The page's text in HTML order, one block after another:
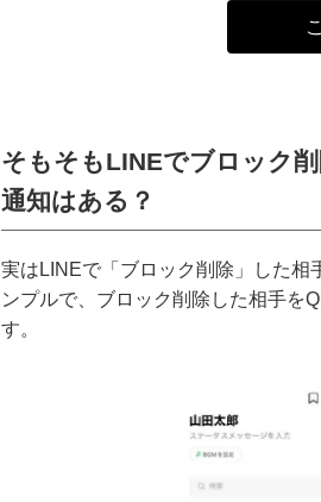
そもそもLINEでブロック
通知はある？
実はLINEで「ブロック削除」した相
ンプルで、ブロック削除した相手を
す。